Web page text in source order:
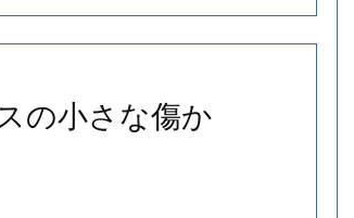
の小さな傷か